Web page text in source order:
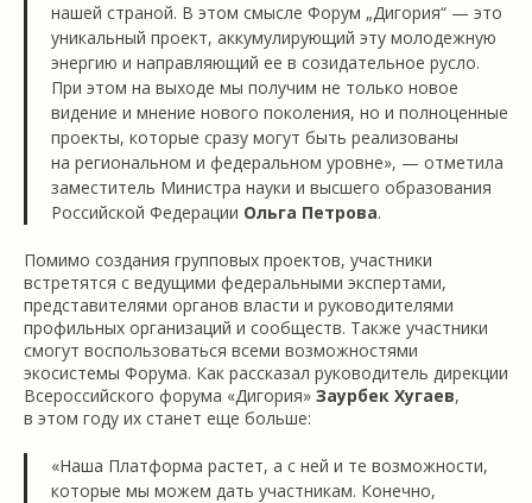
нашей страной. В этом смысле Форум „Дигория“ — это
уникальный проект, аккумулирующий эту молодежную
энергию и направляющий ее в созидательное русло.
При этом на выходе мы получим не только новое
видение и мнение нового поколения, но и полноценные
проекты, которые сразу могут быть реализованы
на региональном и федеральном уровне», — отметила
заместитель Министра науки и высшего образования
Российской Федерации Ольга Петрова.
Помимо создания групповых проектов, участники
встретятся с ведущими федеральными экспертами,
представителями органов власти и руководителями
профильных организаций и сообществ. Также участники
смогут воспользоваться всеми возможностями
экосистемы Форума. Как рассказал руководитель дирекции
Всероссийского форума «Дигория» Заурбек Хугаев,
в этом году их станет еще больше:
«Наша Платформа растет, а с ней и те возможности,
которые мы можем дать участникам. Конечно,